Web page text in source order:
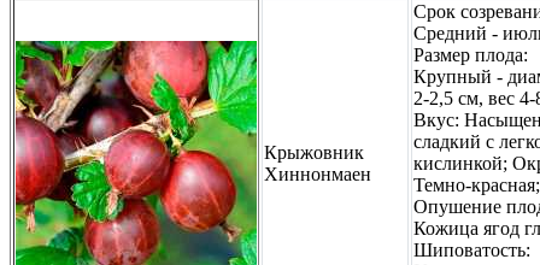
Крыжовник
Хиннонмаен
Срок
Средний -
Размер плода:
Крупный -
2-2,5 см, вес 4-
Вкус:
сладкий с
кислинкой;
Темно-красная;
Опушение
Кожица ягод
Шиповатость: